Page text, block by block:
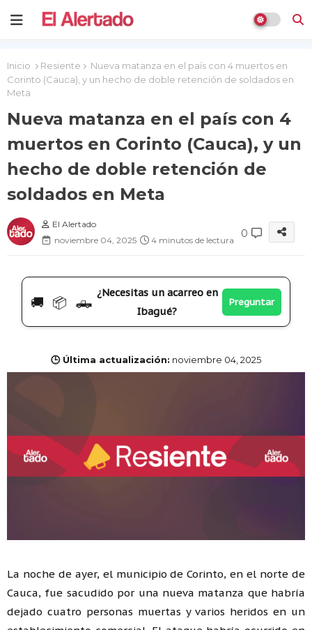
Inicio Resiente
Nueva matanza en el país con 4 muertos en
Corinto (Cauca), y un hecho de doble retención de soldados en
Meta
Nueva matanza en el país con 4
muertos en Corinto (Cauca), y un
hecho de doble retención de
soldados en Meta
El Alertado
noviembre 04, 2025
4 minutos de lectura
0
🚚 📦 🛻
¿Necesitas un acarreo en
Ibagué?
Preguntar
🕒 Última actualización: noviembre 04, 2025
La noche de ayer, el municipio de Corinto, en el norte de
Cauca, fue sacudido por una nueva matanza que habría
dejado cuatro personas muertas y varios heridos en un